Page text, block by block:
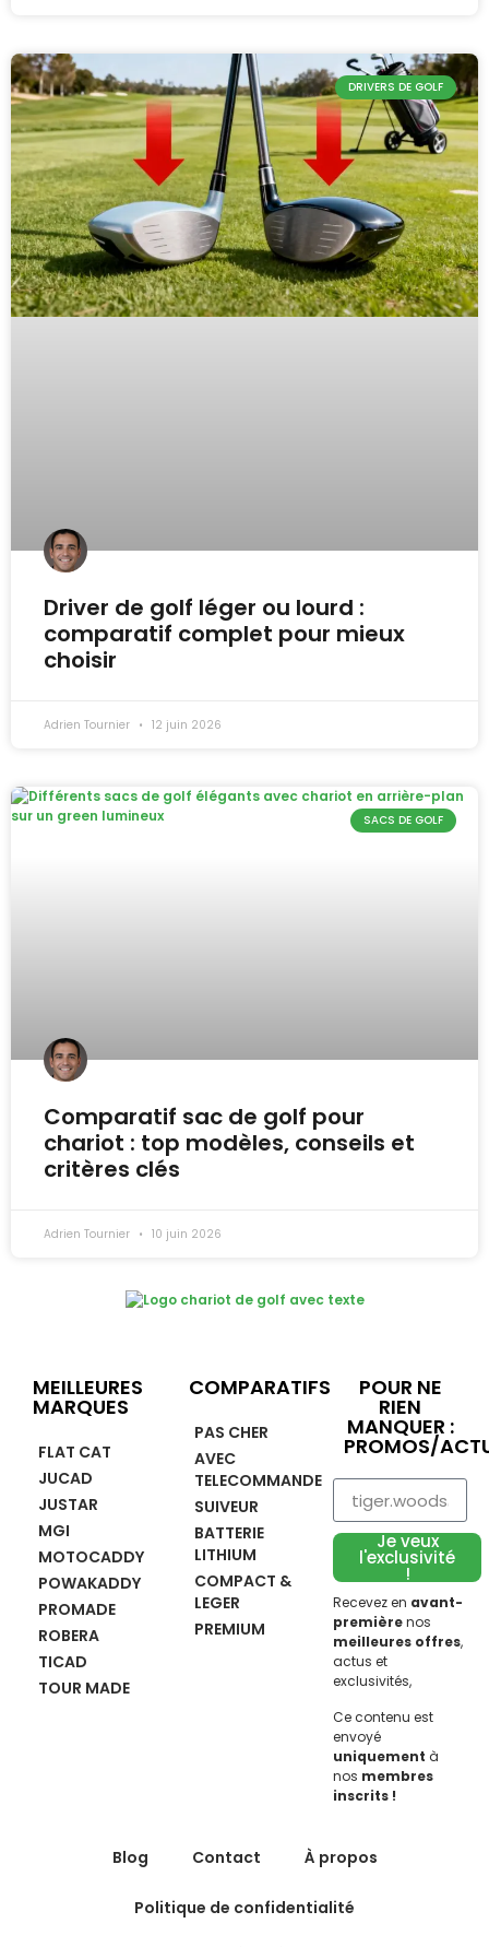
DRIVERS DE GOLF
Driver de golf léger ou lourd :
comparatif complet pour mieux
choisir
Adrien Tournier 12 juin 2026
SACS DE GOLF
Comparatif sac de golf pour
chariot : top modèles, conseils et
critères clés
Adrien Tournier 10 juin 2026
MEILLEURES
MARQUES
FLAT CAT
JUCAD
JUSTAR
MGI
MOTOCADDY
POWAKADDY
PROMADE
ROBERA
TICAD
TOUR MADE
COMPARATIFS
PAS CHER
AVEC
TELECOMMANDE
SUIVEUR
BATTERIE
LITHIUM
COMPACT &
LEGER
PREMIUM
POUR NE
RIEN
MANQUER :
PROMOS/
Je veux
l'exclusivité
!
Recevez en avant-
premièrenos
meilleures offres,
actus et
exclusivités,
Ce contenu est
envoyé
uniquement à
nos membres
inscrits !
Blog Contact À propos
Politique de confidentialité